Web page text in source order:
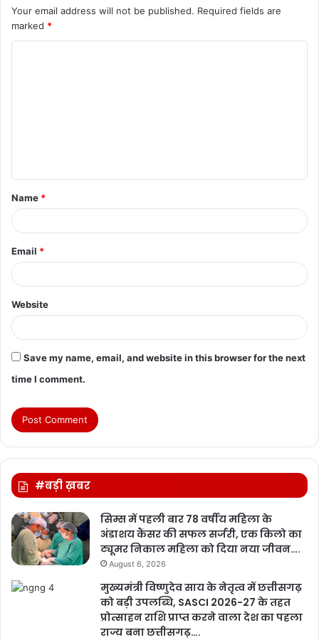
Your email address will not be published. Required fields are
marked *
t
*
Name *
Email *
Website
Save my name, email, and website in this browser for the next
time I comment.
#बड़ी ख़बर
सिम्स में पहली बार 78 वर्षीय महिला के
अंडाशय कैंसर की सफल सर्जरी, एक किलो का
ट्यूमर निकाल महिला को दिया नया जीवन….
August 6, 2026
मुख्यमंत्री विष्णुदेव साय के नेतृत्व में छत्तीसगढ़
को बड़ी उपलब्धि, SASCI 2026-27 के तहत
प्रोत्साहन राशि प्राप्त करने वाला देश का पहला
राज्य बना छत्तीसगढ़….